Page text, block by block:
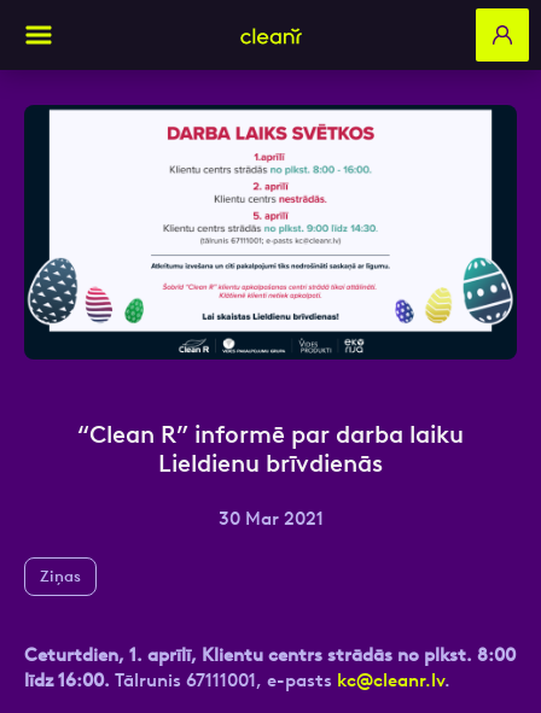
“Clean R” informē par darba laiku
Lieldienu brīvdienās
30 Mar 2021
Ziņas
Ceturtdien, 1. aprīlī, Klientu centrs strādās no plkst. 8:00
līdz 16:00. Tālrunis 67111001, e-pasts kc@cleanr.lv.
Aizpildi pieteikuma formu un mēs ar tevi
sazināsimies
Vārds, Uzvārds
Ziņa